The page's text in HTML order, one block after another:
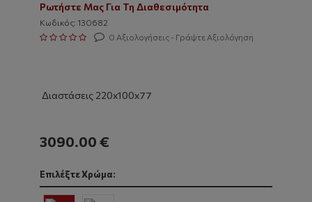
Ρωτήστε Μας Για Τη Διαθεσιμότητα
Κωδικός: 130682
0 Αξιολογήσεις - Γράψτε Αξιολόγηση
Διαστάσεις 220x100x77
3090.00 €
Επιλέξτε Χρώμα: